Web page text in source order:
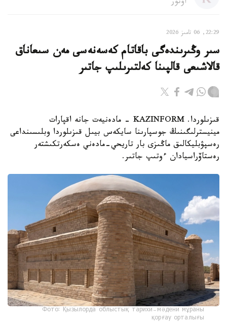
اۆتور
22:29, 06 تامىز 2026
سىر وڭىرىندەگى باقاتام كەسەنەسى مەن سىعاناق
قالاشىعى قالپىنا كەلتىرىلىپ جاتىر
قىزىلوردا. KAZINFORM - مادەنيەت جانە اقپارات
مينيسترلىگىنىڭ جوسپارىنا سايكەس بيىل قىزىلوردا وبلىسىنداعى
رەسپۋبليكالىق ماڭىزى بار تاريحي-مادەني ەسكەرتكىشتەر
رەستاۆراسيادان ءوتىپ جاتىر.
Фото: Қызылорда облыстық тарихи-мәдени мұраны
қорғау орталығы